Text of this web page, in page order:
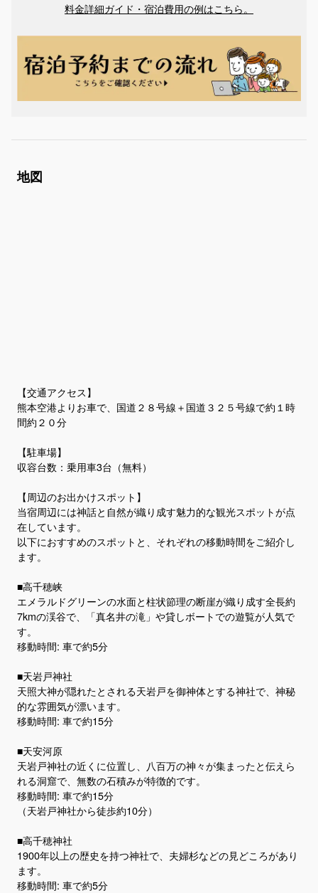
料金詳細ガイド・宿泊費用の例はこちら。
地図
【交通アクセス】
熊本空港よりお車で、国道２８号線＋国道３２５号線で約１時
間約２０分
【駐車場】
収容台数：乗用車3台（無料）
【周辺のお出かけスポット】
当宿周辺には神話と自然が織り成す魅力的な観光スポットが点
在しています。
以下におすすめのスポットと、それぞれの移動時間をご紹介し
ます。
■高千穂峡
エメラルドグリーンの水面と柱状節理の断崖が織り成す全長約
7kmの渓谷で、「真名井の滝」や貸しボートでの遊覧が人気で
す。
移動時間: 車で約5分
■天岩戸神社
天照大神が隠れたとされる天岩戸を御神体とする神社で、神秘
的な雰囲気が漂います。
移動時間: 車で約15分
■天安河原
天岩戸神社の近くに位置し、八百万の神々が集まったと伝えら
れる洞窟で、無数の石積みが特徴的です。
移動時間: 車で約15分
（天岩戸神社から徒歩約10分）
■高千穂神社
1900年以上の歴史を持つ神社で、夫婦杉などの見どころがあり
ます。
移動時間: 車で約5分